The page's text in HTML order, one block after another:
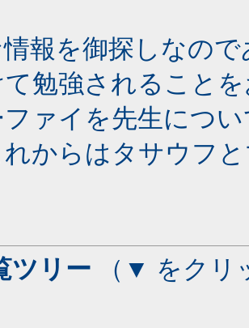
報を御探しなの
て勉強されること
ファイを先生につ
からはタサウフ
ツリー （▼ をクリ